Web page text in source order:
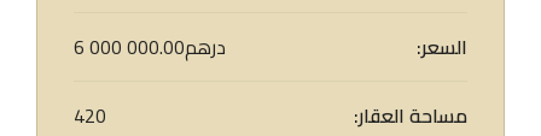
السعر:
6 000 000.00درهم
مساحة العقار:
420